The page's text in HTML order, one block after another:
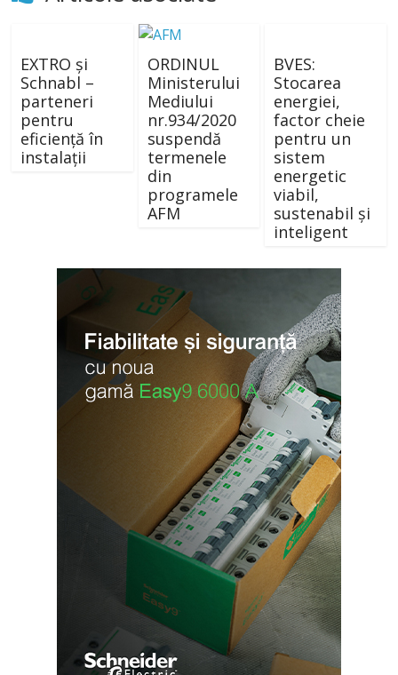
EXTRO și
Schnabl –
parteneri
pentru
eficiență în
instalații
ORDINUL
Ministerului
Mediului
nr.934/2020
suspendă
termenele
din
programele
AFM
BVES:
Stocarea
energiei,
factor cheie
pentru un
sistem
energetic
viabil,
sustenabil şi
inteligent